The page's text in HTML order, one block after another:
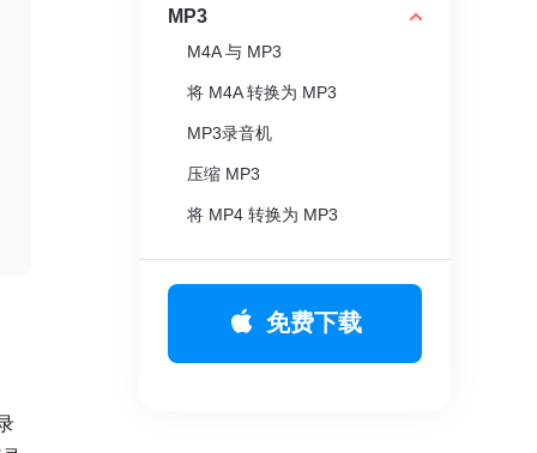
MP3
M4A 与 MP3
将 M4A 转换为 MP3
MP3录音机
压缩 MP3
将 MP4 转换为 MP3
免费下载